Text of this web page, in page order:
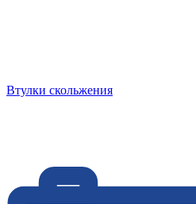
Втулки скольжения